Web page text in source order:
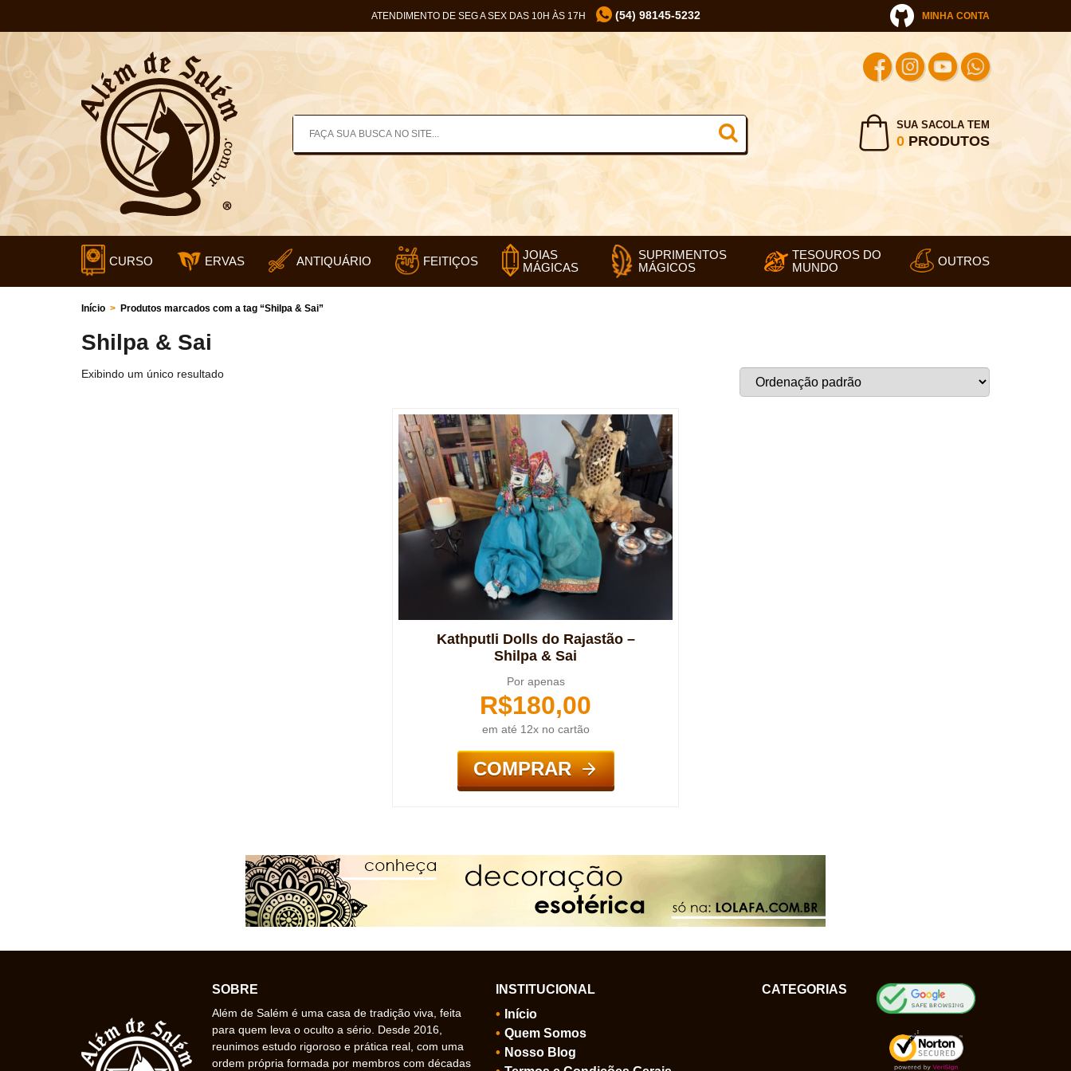
ATENDIMENTO DE SEG A SEX DAS 10H ÀS 17H (54) 98145-5232 MINHA CONTA
SUA SACOLA TEM
0PRODUTOS
CURSO ERVAS ANTIQUÁRIO FEITIÇOS
JOIAS
MÁGICAS
SUPRIMENTOS
MÁGICOS
TESOUROS DO
MUNDO
OUTROS
Início > Produtos marcados com a tag “Shilpa & Sai”
Shilpa & Sai
Exibindo um único resultado
Kathputli Dolls do Rajastão –
Shilpa & Sai
Por apenas
R$180,00
em até 12x no cartão
COMPRAR
SOBRE
Além de Salém é uma casa de tradição viva, feita
para quem leva o oculto a sério. Desde 2016,
reunimos estudo rigoroso e prática real, com uma
ordem própria formada por membros com décadas
INSTITUCIONAL
Início
Quem Somos
Nosso Blog
CATEGORIAS